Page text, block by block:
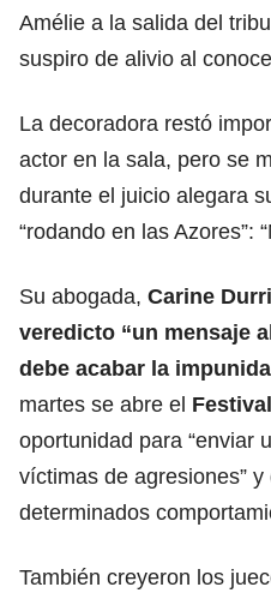
Amélie a la salida del
suspiro de alivio al
La decoradora restó
actor en la sala, pero se
durante el juicio alegara
“rodando en las Azores”:
Su abogada, Carine
veredicto “un mensaje
debe acabar la
martes se abre el
oportunidad para “enviar
víctimas de agresiones” y
determinados
También creyeron los